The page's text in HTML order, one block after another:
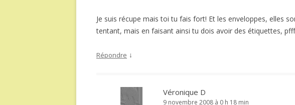
Je suis récupe mais toi tu fais fort! Et les enveloppes, elles
tentant, mais en faisant ainsi tu dois avoir des étiquettes,
Répondre ↓
Véronique D
9 novembre 2008 à 0 h 18 min